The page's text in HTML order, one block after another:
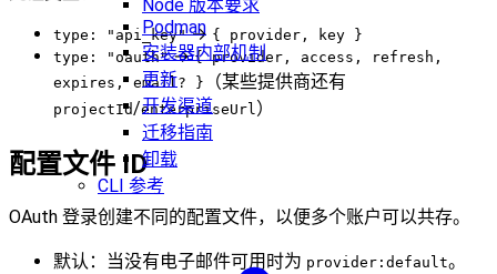
Node 版本要求
Podman
安装器内部机制
更新
开发渠道
迁移指南
卸载
CLI 参考
type: "api_key"→ { provider, key }
type: "oauth"→{ provider, access, refresh,
expires, email? }
（某些提供商还有
projectId /enterpriseUrl ）
配置文件 ID
OAuth 登录创建不同的配置文件，以便多个账户可以共存。
默认：当没有电子邮件可用时为 provider:default。